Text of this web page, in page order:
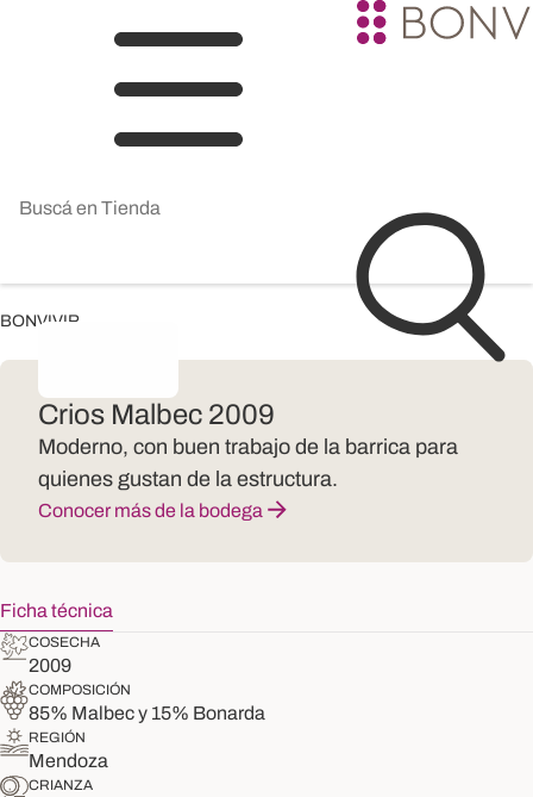
BONVIVIR
Crios Malbec 2009
Moderno, con buen trabajo de la barrica para
quienes gustan de la estructura.
Conocer más de la bodega
Ficha técnica
COSECHA
2009
COMPOSICIÓN
85% Malbec y 15% Bonarda
REGIÓN
Mendoza
CRIANZA